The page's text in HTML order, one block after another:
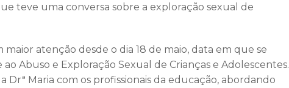
teve uma conversa sobre a exploração sexual de
atenção desde o dia 18 de maio, data em que se
Abuso e Exploração Sexual de Crianças e Adolescentes.
Maria com os profissionais da educação, abordando